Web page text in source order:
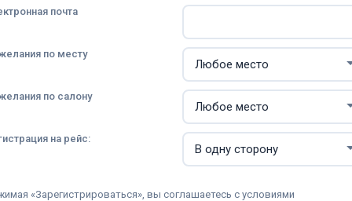
почта
по месту
по салону
на рейс:
«Зарегистрироваться», вы соглашаетесь с условиями